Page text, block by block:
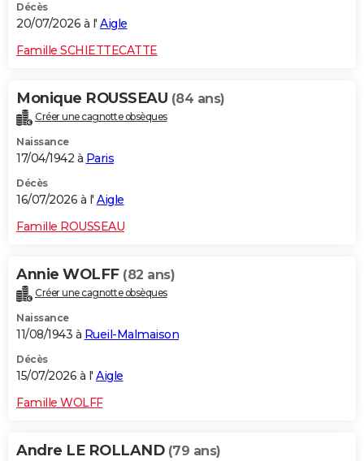
Décès
20/07/2026 à l' Aigle
Famille SCHIETTECATTE
Monique ROUSSEAU (84 ans)
Créer une cagnotte obsèques
Naissance
17/04/1942 à Paris
Décès
16/07/2026 à l' Aigle
Famille ROUSSEAU
Annie WOLFF (82 ans)
Créer une cagnotte obsèques
Naissance
11/08/1943 à Rueil-Malmaison
Décès
15/07/2026 à l' Aigle
Famille WOLFF
Andre LE ROLLAND (79 ans)